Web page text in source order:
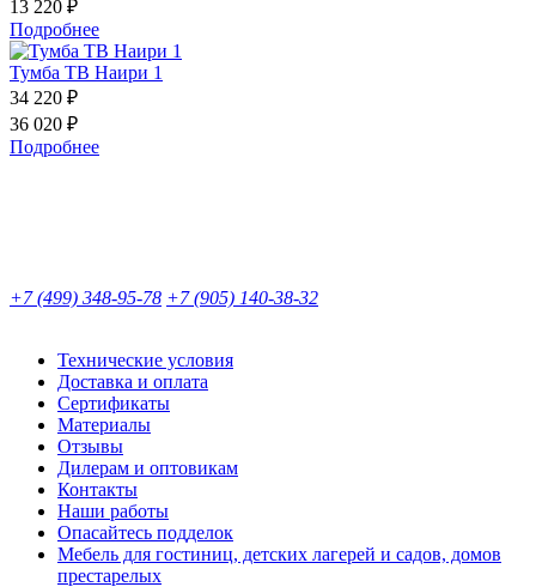
13 220 ₽
Подробнее
Тумба ТВ Наири 1
34 220 ₽
36 020 ₽
Подробнее
+7 (499) 348-95-78 +7 (905) 140-38-32
Технические условия
Доставка и оплата
Сертификаты
Материалы
Отзывы
Дилерам и оптовикам
Контакты
Наши работы
Опасайтесь подделок
Мебель для гостиниц, детских лагерей и садов, домов
престарелых